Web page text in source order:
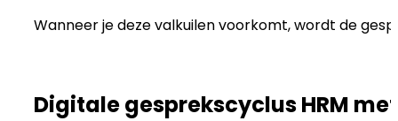
Wanneer je deze valkuilen voorkomt, wordt de
Digitale gesprekscyclus HRM